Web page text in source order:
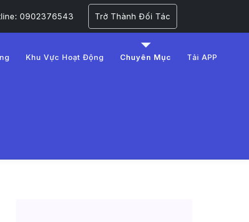
0902376543 Trở Thành Đối Tác
Khu Vực Hoạt Động Chuyên Mục Tải APP
- Trang 1​